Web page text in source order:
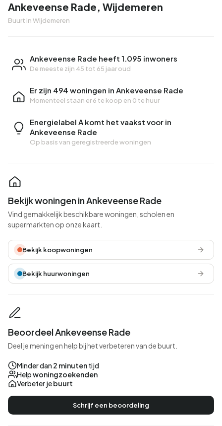
Ankeveense Rade, Wijdemeren
Buurt in Wijdemeren
Ankeveense Rade heeft 1.095 inwoners
De meeste zijn 45 tot 65 jaar oud
Er zijn 494 woningen in Ankeveense Rade
Momenteel staan er6 te koop en 0 te huur
Energielabel A komt het vaakst voor in
Ankeveense Rade
Op basis van geregistreerde woningen
Bekijk woningen in Ankeveense Rade
Vind gemakkelijk beschikbare woningen, scholen en
supermarkten op onze kaart.
Bekijk koopwoningen
Bekijk huurwoningen
Beoordeel Ankeveense Rade
Deel je mening en help bij het verbeteren van de buurt.
Minder dan 2 minutentijd
Helpwoningzoekenden
Verbeter jebuurt
Schrijf een beoordeling